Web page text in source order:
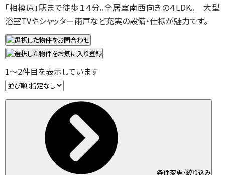
「相模原」駅まで徒歩１４分。全居室南西向きの４LDK。 大型
浴室TVやシャッター雨戸など充実の設備・仕様が魅力です。
1～2件目を表示しています
条件変更・絞り込み